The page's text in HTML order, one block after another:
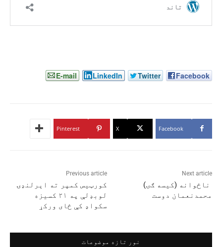
Facebook
Twitter
LinkedIn
E-mail
Facebook
X
Pinterest
Previous article
کورټیس کمپر ته اېرلنډۍ
لوبډلې په ۲۱ کسیزه
سکواډ کې ځای ورکړ
Next article
ناځوانه (کیسه ګۍ)
محمدنعمان دوست
نور تازه موضوعات